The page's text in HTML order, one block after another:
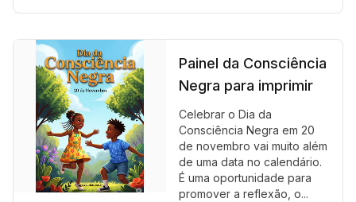
Painel da Consciência
Negra para imprimir
Celebrar o Dia da
Consciência Negra em 20
de novembro vai muito além
de uma data no calendário.
É uma oportunidade para
promover a reflexão, o...